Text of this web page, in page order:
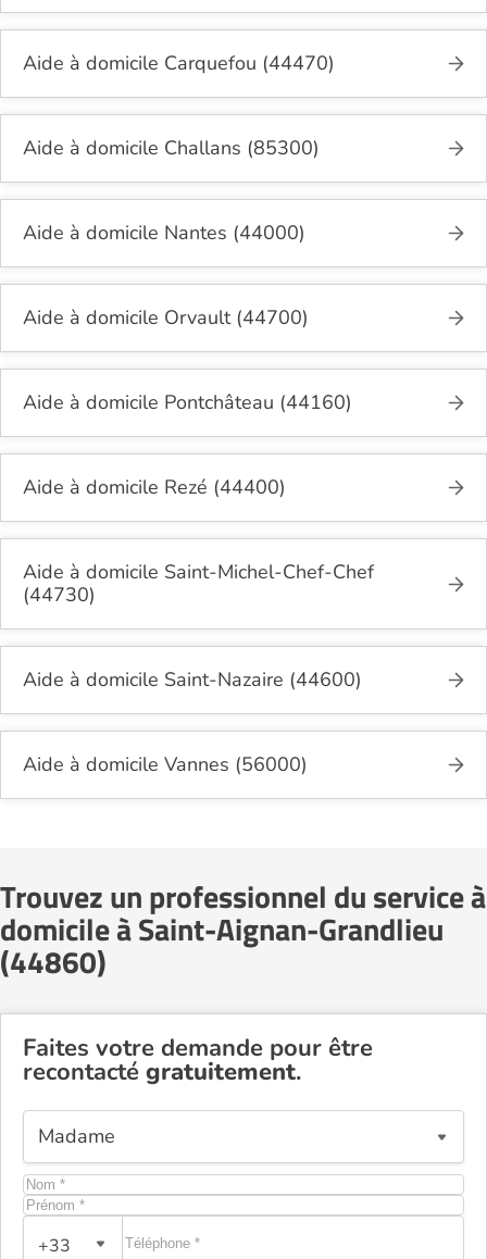
Aide à domicile Carquefou (44470)
Aide à domicile Challans (85300)
Aide à domicile Nantes (44000)
Aide à domicile Orvault (44700)
Aide à domicile Pontchâteau (44160)
Aide à domicile Rezé (44400)
Aide à domicile Saint-Michel-Chef-Chef
(44730)
Aide à domicile Saint-Nazaire (44600)
Aide à domicile Vannes (56000)
Trouvez un professionnel du service à
domicile à Saint-Aignan-Grandlieu
(44860)
Faites votre demande pour être
recontacté gratuitement.
+33